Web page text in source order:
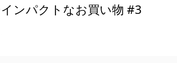
ンパクトなお買い物 #3